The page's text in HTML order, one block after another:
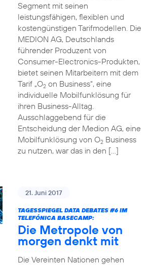
Segment mit seinen
leistungsfähigen, flexiblen und
kostengünstigen Tarifmodellen. Die
MEDION AG, Deutschlands
führender Produzent von
Consumer-Electronics-Produkten,
bietet seinen Mitarbeitern mit dem
Tarif „O2on Business“, eine
individuelle Mobilfunklösung für
ihren Business-Alltag.
Ausschlaggebend für die
Entscheidung der Medion AG, eine
Mobilfunklösung von O2Business
zu nutzen, war das in den […]
21. Juni 2017
TAGESSPIEGEL DATA DEBATES #6IM
TELEFÓNICA BASECAMP:
Die Metropole von
morgen denkt mit
Die Vereinten Nationen gehen